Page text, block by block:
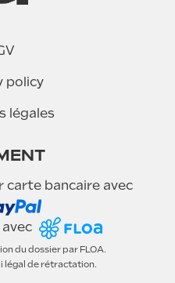
policy
légales
carte bancaire avec
avec
du dossier par FLOA.
légal de rétractation.